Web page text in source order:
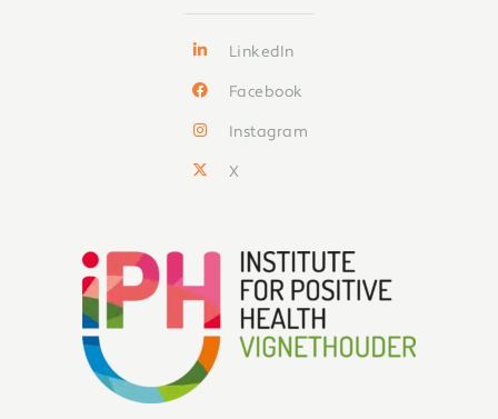
LinkedIn
Facebook
Instagram
X